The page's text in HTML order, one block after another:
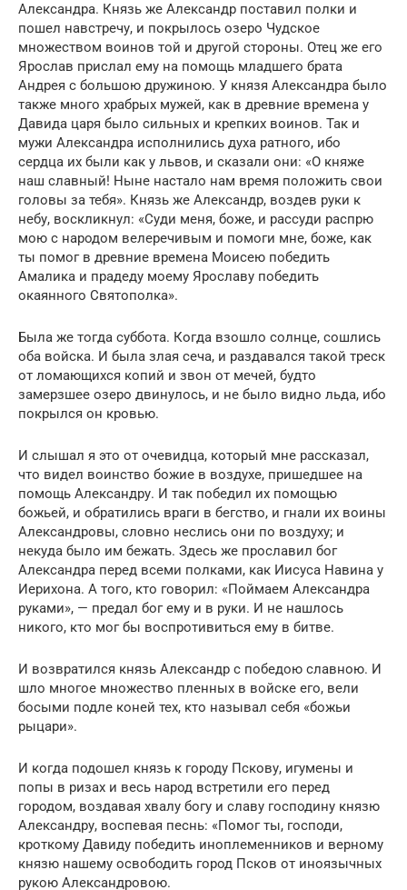
Александра. Князь же Александр поставил полки и
пошел навстречу, и покрылось озеро Чудское
множеством воинов той и другой стороны. Отец же его
Ярослав прислал ему на помощь младшего брата
Андрея с большою дружиною. У князя Александра было
также много храбрых мужей, как в древние времена у
Давида царя было сильных и крепких воинов. Так и
мужи Александра исполнились духа ратного, ибо
сердца их были как у львов, и сказали они: «О княже
наш славный! Ныне настало нам время положить свои
головы за тебя». Князь же Александр, воздев руки к
небу, воскликнул: «Суди меня, боже, и рассуди распрю
мою с народом велеречивым и помоги мне, боже, как
ты помог в древние времена Моисею победить
Амалика и прадеду моему Ярославу победить
окаянного Святополка».
Была же тогда суббота. Когда взошло солнце, сошлись
оба войска. И была злая сеча, и раздавался такой треск
от ломающихся копий и звон от мечей, будто
замерзшее озеро двинулось, и не было видно льда, ибо
покрылся он кровью.
И слышал я это от очевидца, который мне рассказал,
что видел воинство божие в воздухе, пришедшее на
помощь Александру. И так победил их помощью
божьей, и обратились враги в бегство, и гнали их воины
Александровы, словно неслись они по воздуху; и
некуда было им бежать. Здесь же прославил бог
Александра перед всеми полками, как Иисуса Навина у
Иерихона. А того, кто говорил: «Поймаем Александра
руками», — предал бог ему и в руки. И не нашлось
никого, кто мог бы воспротивиться ему в битве.
И возвратился князь Александр с победою славною. И
шло многое множество пленных в войске его, вели
босыми подле коней тех, кто называл себя «божьи
рыцари».
И когда подошел князь к городу Пскову, игумены и
попы в ризах и весь народ встретили его перед
городом, воздавая хвалу богу и славу господину князю
Александру, воспевая песнь: «Помог ты, господи,
кроткому Давиду победить иноплеменников и верному
князю нашему освободить город Псков от иноязычных
рукою Александровою.